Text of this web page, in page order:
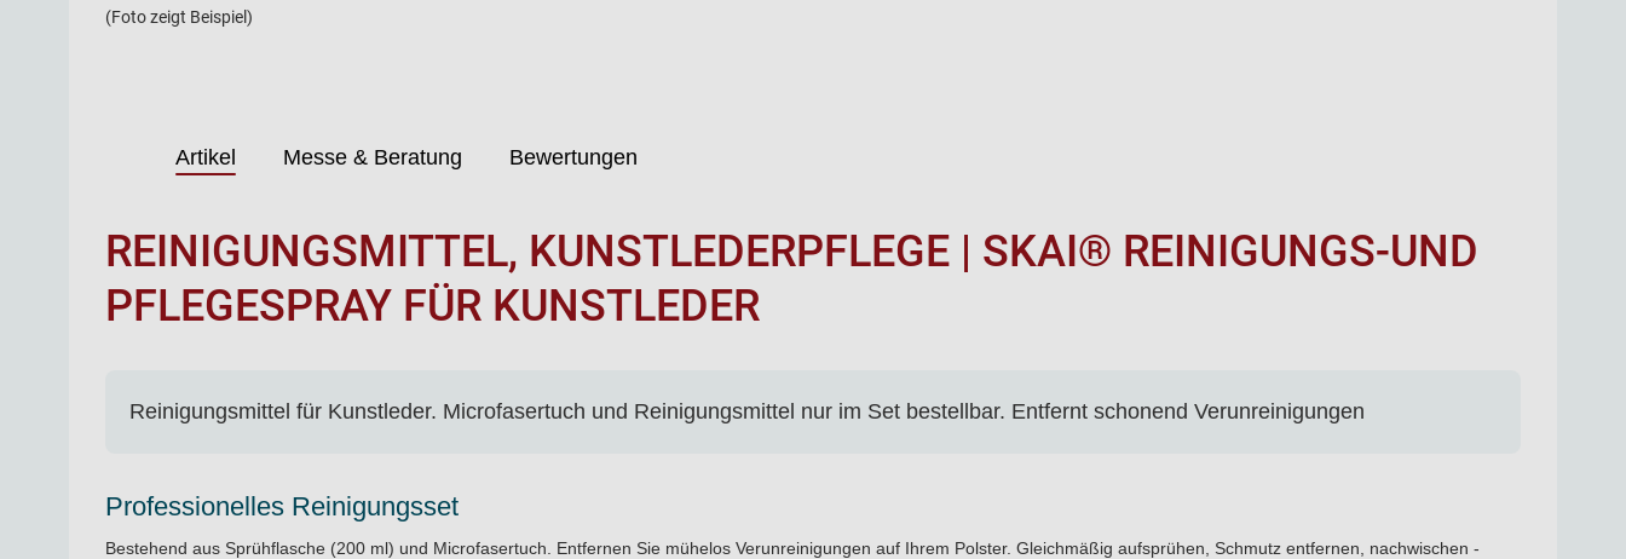
(Foto zeigt Beispiel)
Artikel Messe & Beratung Bewertungen
REINIGUNGSMITTEL, KUNSTLEDERPFLEGE | SKAI® REINIGUNGS-UND
PFLEGESPRAY FÜR KUNSTLEDER
Reinigungsmittel für Kunstleder. Microfasertuch und Reinigungsmittel nur im Set bestellbar. Entfernt schonend Verunreinigungen
Professionelles Reinigungsset
Bestehend aus Sprühflasche (200 ml) und Microfasertuch. Entfernen Sie mühelos Verunreinigungen auf Ihrem Polster. Gleichmäßig aufsprühen, Schmutz entfernen, nachwischen -